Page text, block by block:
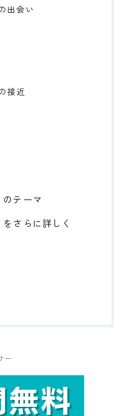
出会い
接近
テーマ
さらに詳しく
ー